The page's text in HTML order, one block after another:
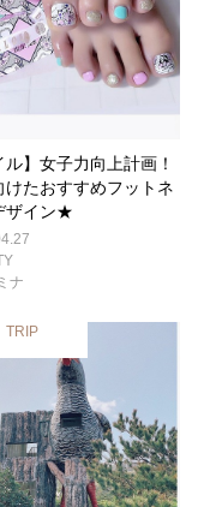
ル】女子力向上計画！
けたおすすめフットネ
ザイン★
ナ
TRIP